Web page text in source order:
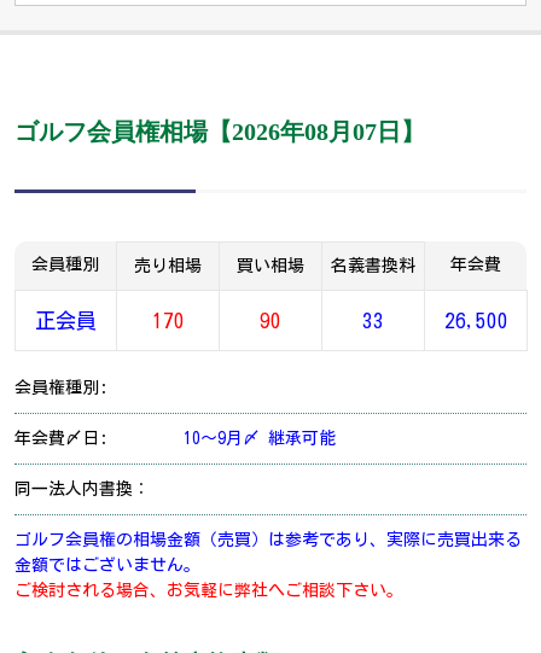
ゴルフ会員権相場【2026年08月07日】
会員種別 売り相場 買い相場 名義書換料 年会費
正会員 170 90 33 26,500
会員権種別:
年会費〆日: 10～9月〆 継承可能
同一法人内書換：
ゴルフ会員権の相場金額（売買）は参考であり、実際に売買出来る
金額ではございません。
ご検討される場合、お気軽に弊社へご相談下さい。